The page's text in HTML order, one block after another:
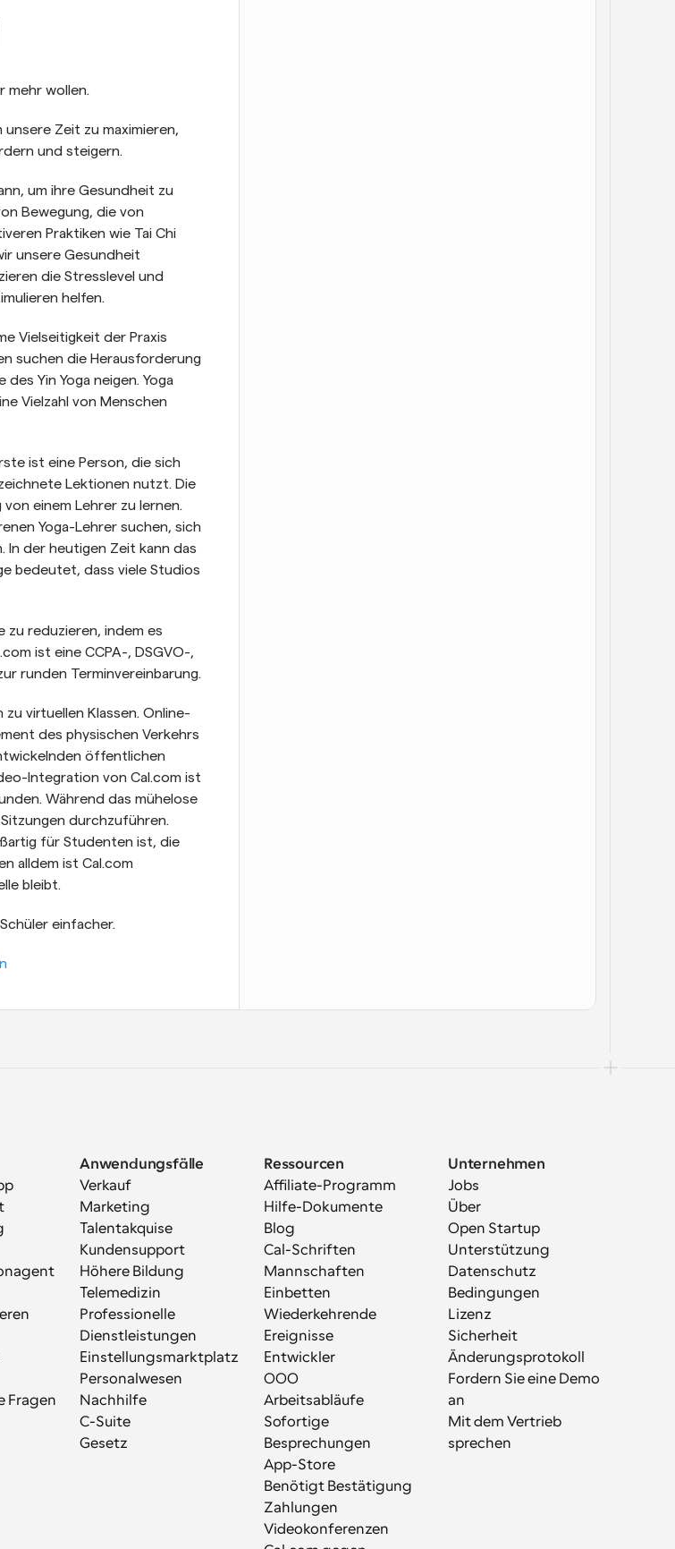
mehr wollen.
Zeit zu maximieren,
und steigern.
um ihre Gesundheit zu
Bewegung, die von
Praktiken wie Tai Chi
unsere Gesundheit
die Stresslevel und
helfen.
Vielseitigkeit der Praxis
suchen die Herausforderung
Yin Yoga neigen. Yoga
Vielzahl von Menschen
ist eine Person, die sich
Lektionen nutzt. Die
einem Lehrer zu lernen.
Yoga-Lehrer suchen, sich
In der heutigen Zeit kann das
bedeutet, dass viele Studios
zu reduzieren, indem es
ist eine CCPA-, DSGVO-,
runden Terminvereinbarung.
virtuellen Klassen. Online-
des physischen Verkehrs
öffentlichen
Integration von Cal.com ist
Während das mühelose
durchzuführen.
für Studenten ist, die
alldem ist Cal.com
bleibt.
einfacher.
Fragen
Anwendungsfälle
Verkauf
Marketing
Talentakquise
Kundensupport
Höhere Bildung
Telemedizin
Professionelle
Dienstleistungen
Einstellungsmarktplatz
Personalwesen
Nachhilfe
C-Suite
Gesetz
Ressourcen
Affiliate-Programm
Hilfe-Dokumente
Blog
Cal-Schriften
Mannschaften
Einbetten
Wiederkehrende
Ereignisse
Entwickler
OOO
Arbeitsabläufe
Sofortige
Besprechungen
App-Store
Benötigt Bestätigung
Zahlungen
Videokonferenzen
Unternehmen
Jobs
Über
Open Startup
Unterstützung
Datenschutz
Bedingungen
Lizenz
Sicherheit
Änderungsprotokoll
Fordern Sie eine Demo
an
Mit dem Vertrieb
sprechen